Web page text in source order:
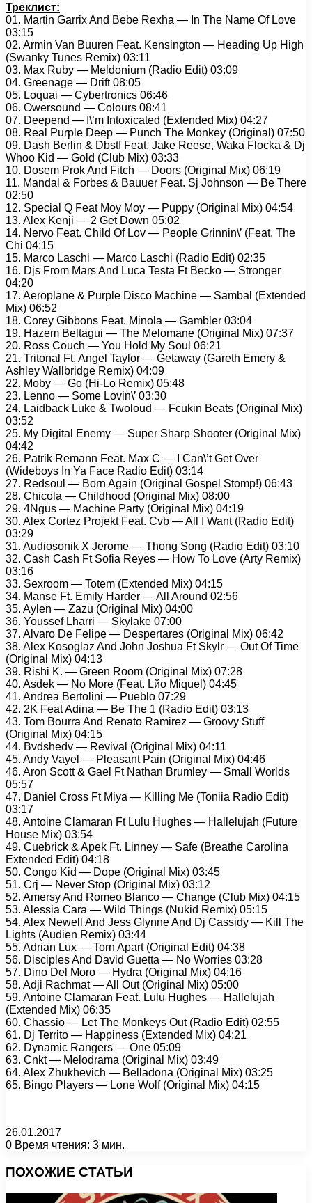
Треклист:
01. Martin Garrix And Bebe Rexha — In The Name Of Love
03:15
02. Armin Van Buuren Feat. Kensington — Heading Up High
(Swanky Tunes Remix) 03:11
03. Max Ruby — Meldonium (Radio Edit) 03:09
04. Greenage — Drift 08:05
05. Loquai — Cybertronics 06:46
06. Owersound — Colours 08:41
07. Deepend — I\’m Intoxicated (Extended Mix) 04:27
08. Real Purple Deep — Punch The Monkey (Original) 07:50
09. Dash Berlin & Dbstf Feat. Jake Reese, Waka Flocka & Dj
Whoo Kid — Gold (Club Mix) 03:33
10. Dosem Prok And Fitch — Doors (Original Mix) 06:19
11. Mandal & Forbes & Bauuer Feat. Sj Johnson — Be There
02:50
12. Special Q Feat Moy Moy — Puppy (Original Mix) 04:54
13. Alex Kenji — 2 Get Down 05:02
14. Nervo Feat. Child Of Lov — People Grinnin\’ (Feat. The
Chi 04:15
15. Marco Laschi — Marco Laschi (Radio Edit) 02:35
16. Djs From Mars And Luca Testa Ft Becko — Stronger
04:20
17. Aeroplane & Purple Disco Machine — Sambal (Extended
Mix) 06:52
18. Corey Gibbons Feat. Minola — Gambler 03:04
19. Hazem Beltagui — The Melomane (Original Mix) 07:37
20. Ross Couch — You Hold My Soul 06:21
21. Tritonal Ft. Angel Taylor — Getaway (Gareth Emery &
Ashley Wallbridge Remix) 04:09
22. Moby — Go (Hi-Lo Remix) 05:48
23. Lenno — Some Lovin\’ 03:30
24. Laidback Luke & Twoloud — Fcukin Beats (Original Mix)
03:52
25. My Digital Enemy — Super Sharp Shooter (Original Mix)
04:42
26. Patrik Remann Feat. Max C — I Can\’t Get Over
(Wideboys In Ya Face Radio Edit) 03:14
27. Redsoul — Born Again (Original Gospel Stomp!) 06:43
28. Chicola — Childhood (Original Mix) 08:00
29. 4Ngus — Machine Party (Original Mix) 04:19
30. Alex Cortez Projekt Feat. Cvb — All I Want (Radio Edit)
03:29
31. Audiosonik X Jerome — Thong Song (Radio Edit) 03:10
32. Cash Cash Ft Sofia Reyes — How To Love (Arty Remix)
03:16
33. Sexroom — Totem (Extended Mix) 04:15
34. Manse Ft. Emily Harder — All Around 02:56
35. Aylen — Zazu (Original Mix) 04:00
36. Youssef Lharri — Skylake 07:00
37. Alvaro De Felipe — Despertares (Original Mix) 06:42
38. Alex Kosoglaz And John Joshua Ft Skylr — Out Of Time
(Original Mix) 04:13
39. Rishi K. — Green Room (Original Mix) 07:28
40. Asdek — No More (Feat. Lйo Miquel) 04:45
41. Andrea Bertolini — Pueblo 07:29
42. 2K Feat Adina — Be The 1 (Radio Edit) 03:13
43. Tom Bourra And Renato Ramirez — Groovy Stuff
(Original Mix) 04:15
44. Bvdshedv — Revival (Original Mix) 04:11
45. Andy Vayel — Pleasant Pain (Original Mix) 04:46
46. Aron Scott & Gael Ft Nathan Brumley — Small Worlds
05:57
47. Daniel Cross Ft Miya — Killing Me (Toniia Radio Edit)
03:17
48. Antoine Clamaran Ft Lulu Hughes — Hallelujah (Future
House Mix) 03:54
49. Cuebrick & Apek Ft. Linney — Safe (Breathe Carolina
Extended Edit) 04:18
50. Congo Kid — Dope (Original Mix) 03:45
51. Crj — Never Stop (Original Mix) 03:12
52. Amersy And Romeo Blanco — Change (Club Mix) 04:15
53. Alessia Cara — Wild Things (Nukid Remix) 05:15
54. Alex Newell And Jess Glynne And Dj Cassidy — Kill The
Lights (Audien Remix) 03:44
55. Adrian Lux — Torn Apart (Original Edit) 04:38
56. Disciples And David Guetta — No Worries 03:28
57. Dino Del Moro — Hydra (Original Mix) 04:16
58. Adji Rachmat — All Out (Original Mix) 05:00
59. Antoine Clamaran Feat. Lulu Hughes — Hallelujah
(Extended Mix) 06:35
60. Chassio — Let The Monkeys Out (Radio Edit) 02:55
61. Dj Territo — Happiness (Extended Mix) 04:21
62. Dynamic Rangers — One 05:09
63. Cnkt — Melodrama (Original Mix) 03:49
64. Alex Zhukhevich — Belladona (Original Mix) 03:25
65. Bingo Players — Lone Wolf (Original Mix) 04:15
26.01.2017
0 Время чтения: 3 мин.
ПОХОЖИЕ СТАТЬИ